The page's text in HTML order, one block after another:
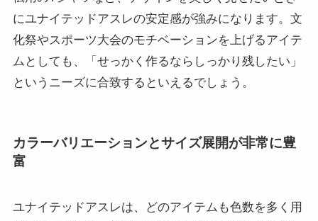
にユナイテッドアスレの安定感が強みになります。文
化祭やスポーツ大会のモチベーションを上げるアイテ
ムとしても、「せっかく作るならしっかり残したい」
というニーズに合致するといえるでしょう。
カラーバリエーションとサイズ展開が非常に豊
富
ユナイテッドアスレは、どのアイテムも色数を多く用